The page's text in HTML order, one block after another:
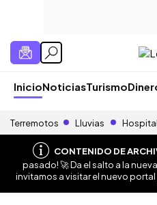
InicioNoticiasTurismo
Terremotos Lluvias
CONTENIDO DE
pasado! 🚀 Da el salto a la
invitamos a visitar el nuevo